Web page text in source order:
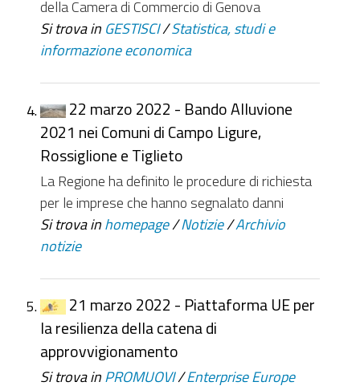
della Camera di Commercio di Genova
Si trova in GESTISCI / Statistica, studi e
informazione economica
22 marzo 2022 - Bando Alluvione
2021 nei Comuni di Campo Ligure,
Rossiglione e Tiglieto
La Regione ha definito le procedure di richiesta
per le imprese che hanno segnalato danni
Si trova in homepage /Notizie /Archivio
notizie
21 marzo 2022 - Piattaforma UE per
la resilienza della catena di
approvvigionamento
Si trova in PROMUOVI /Enterprise Europe